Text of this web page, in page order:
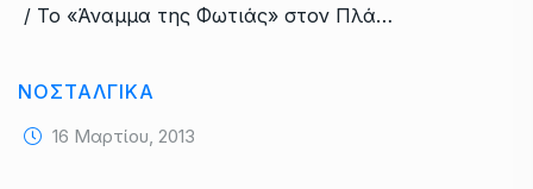
/ Το «Άναμμα της Φωτιάς» στον Πλάτανο και άλλες αποκριάτικες ιστορίες
ΝΟΣΤΑΛΓΙΚΑ
16 Μαρτίου, 2013